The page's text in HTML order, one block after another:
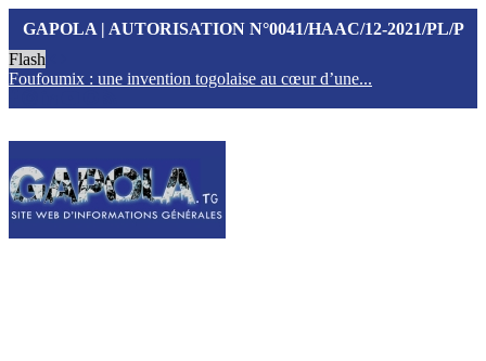
GAPOLA | AUTORISATION N°0041/HAAC/12-2021/PL/P
Flash
Foufoumix : une invention togolaise au cœur d’une...